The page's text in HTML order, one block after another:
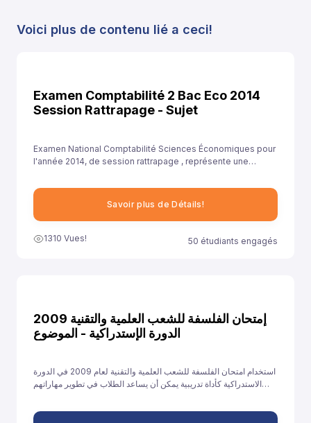
Voici plus de contenu lié a ceci!
Examen Comptabilité 2 Bac Eco 2014
Session Rattrapage - Sujet
Examen National Comptabilité Sciences Économiques pour
l'année 2014, de session rattrapage , représente une
avec le format de l'examen et les types de questions
attendues. Cela leur permet de se préparer adéquatement
et d'aborder ces questions avec confiance.
Savoir plus de Détails!
1310 Vues! 50 étudiants engagés
إمتحان الفلسفة للشعب العلمية والتقنية 2009
الدورة الإستدراكية - الموضوع
استخدام امتحان الفلسفة للشعب العلمية والتقنية لعام 2009 في الدورة
الاستدراكية كأداة تدريبية يمكن أن يساعد الطلاب في تطوير مهاراتهم